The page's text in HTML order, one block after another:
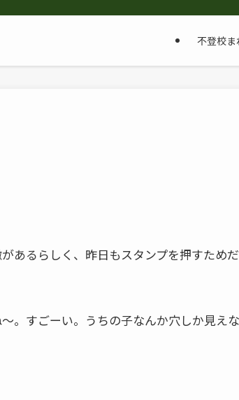
不登校ま
あるらしく、昨日もスタンプを押すため
。すごーい。うちの子なんか穴しか見え